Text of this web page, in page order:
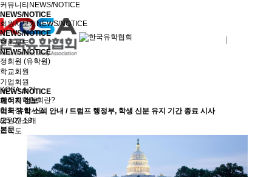
KOSA 소개
한국유학협회란?
협회장 인사말
임원진소개
조직도
회칙/정관
윤리강령
절차대행 표준약관
커뮤니티 NEWS/NOTICE
NEWS/NOTICE
회원사보기NEWS/NOTICE
NEWS/NOTICE
언론보도
NEWS/NOTICE
정회원 (유학원)
학교회원
기업회원
NEWS/NOTICE
페이지 정보
미국 유학 소식 안내 / 트럼프 행정부, 학생 신분 유지 기간 종료 시사
/25-07-18
본문